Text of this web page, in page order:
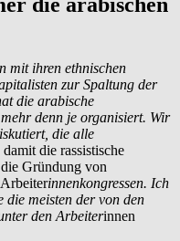
mit ihren ethnischen
zur Spaltung der
die arabische
denn je organisiert. Wir
die alle
die rassistische
Gründung von
innenkongressen. Ich
die meisten der von den
den Arbeiterinnen